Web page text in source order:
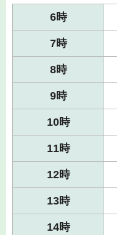
6時
7時
8時
9時
10時
11時
12時
13時
14時